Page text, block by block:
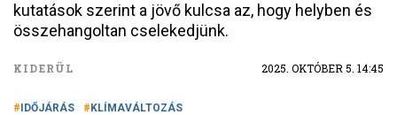
kutatások szerint a jövő kulcsa az, hogy helyben és
összehangoltan cselekedjünk.
KIDERÜL 2025. OKTÓBER 5. 14:45
IDŐJÁRÁS KLÍMAVÁLTOZÁS